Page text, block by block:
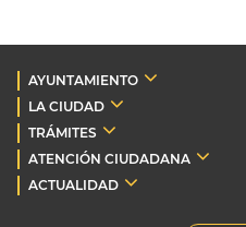
AYUNTAMIENTO
LA CIUDAD
TRÁMITES
ATENCIÓN CIUDADANA
ACTUALIDAD